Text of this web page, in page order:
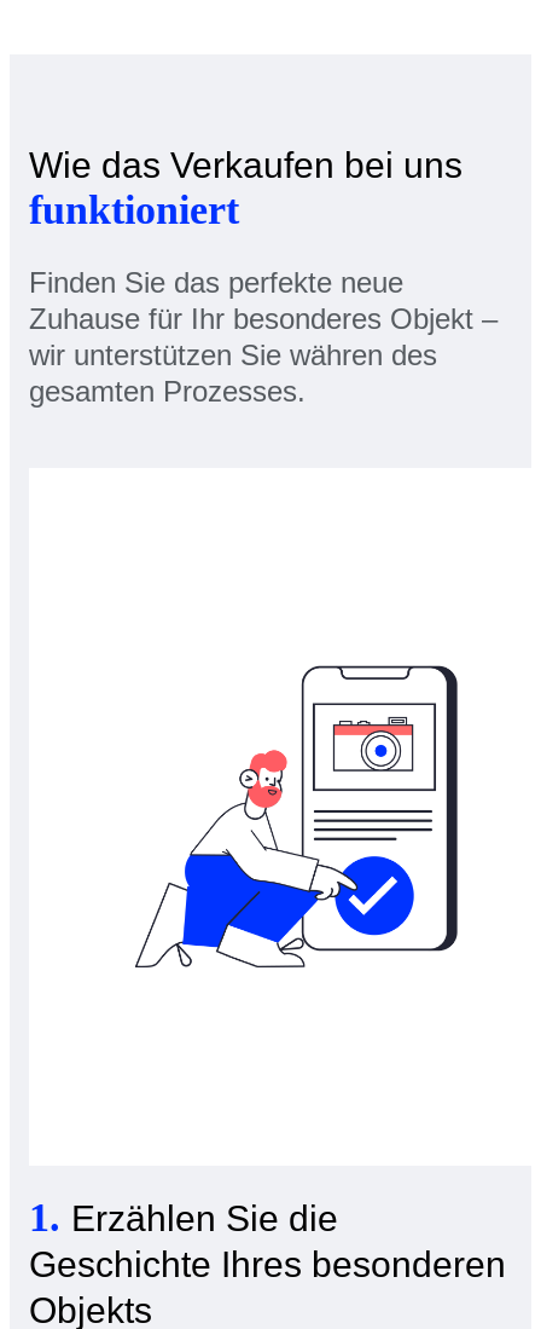
Wie das Verkaufen bei uns
funktioniert
Finden Sie das perfekte neue
Zuhause für Ihr besonderes Objekt –
wir unterstützen Sie währen des
gesamten Prozesses.
1. Erzählen Sie die
Geschichte Ihres besonderen
Objekts